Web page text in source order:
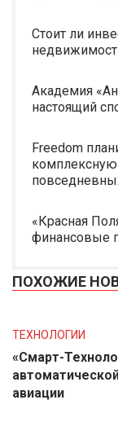
Стоит ли
Академия
настоящий
Freedom
«Красная
финансовые
ПОХОЖИЕ
ТЕХНОЛОГИИ
«Смарт-
авиации